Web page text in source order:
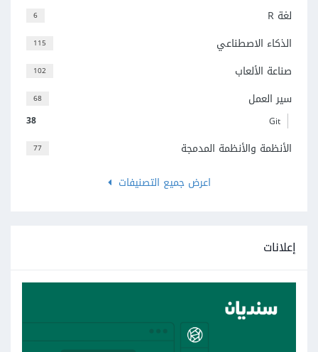
6 لغة R
115 الذكاء الاصطناعي
102 صناعة الألعاب
68 سير العمل
38 Git
77
الأنظمة والأنظمة المدمجة
اعرض جميع التصنيفات
إعلانات